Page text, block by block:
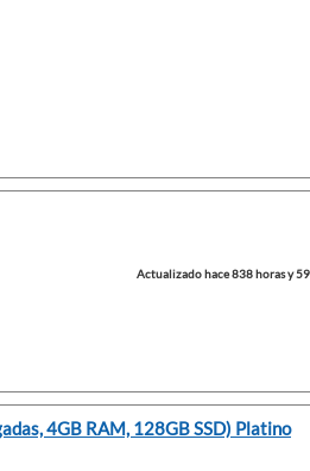
Actualizado hace 838 horas y
4GB RAM, 128GB SSD) Platino